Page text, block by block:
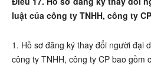
luật của công ty TNHH, công ty CP
1. Hồ sơ đăng ký thay đổi người đại
công ty TNHH, công ty CP bao gồm